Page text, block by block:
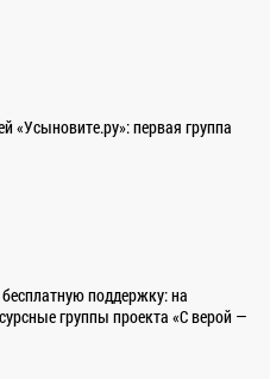
первая группа
поддержку: на
группы проекта «С верой —